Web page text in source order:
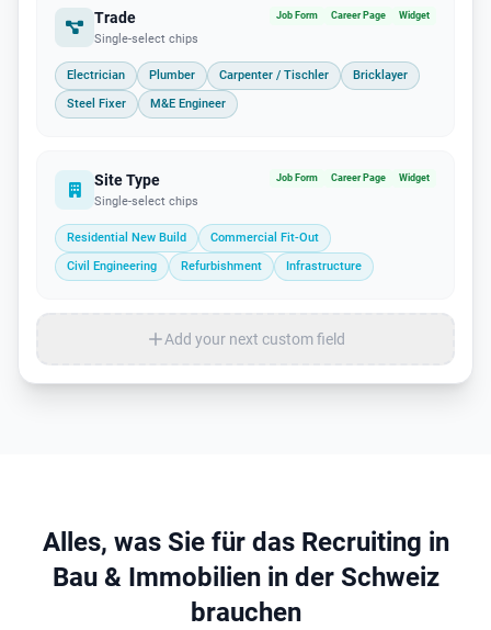
Trade
Single-select chips
Job Form Career Page Widget
Electrician Plumber Carpenter / Tischler
Bricklayer
Steel Fixer
M&E Engineer
Site Type
Single-select chips
Job Form Career Page Widget
Residential New Build
Commercial Fit-Out
Civil Engineering
Refurbishment Infrastructure
Add your next custom field
Alles, was Sie für das Recruiting in
Bau & Immobilien in der Schweiz
brauchen